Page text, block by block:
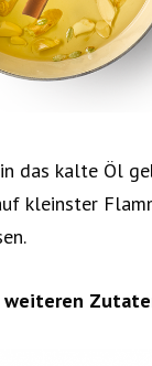
das kalte Öl
kleinster
weiteren